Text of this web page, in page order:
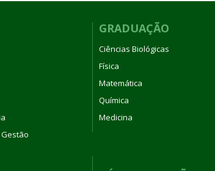
GRADUAÇÃO
Ciências Biológicas
Física
Matemática
Química
Medicina